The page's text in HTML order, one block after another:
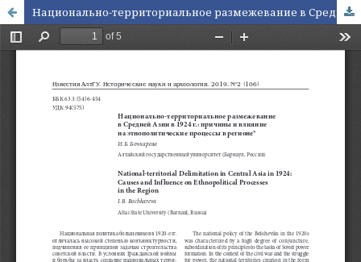
Национально-территориальное размежевание в Средней Азии в 1924 г.: причины и влияние на этнополитические процессы в регионе